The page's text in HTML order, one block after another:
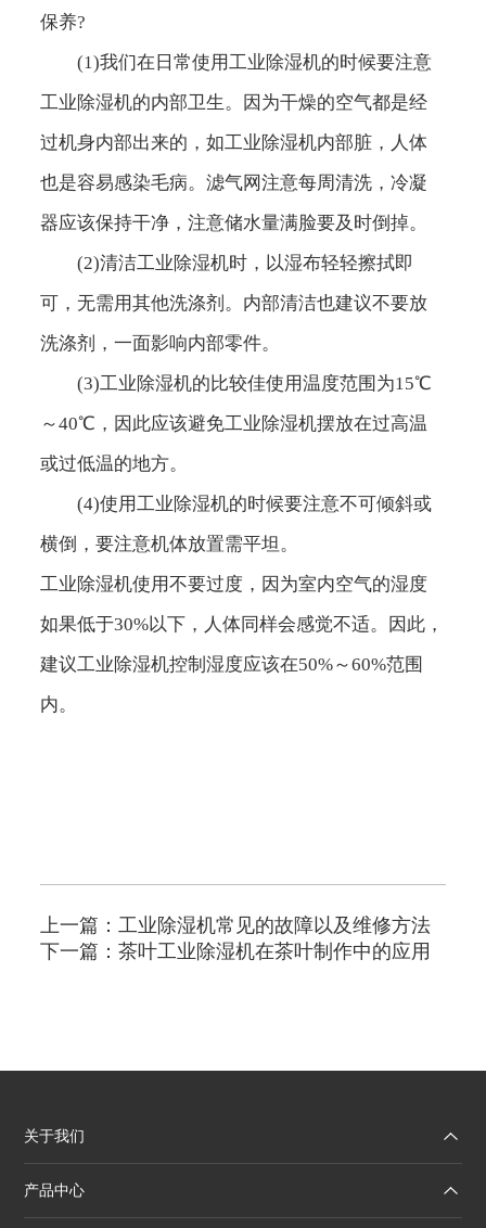
保养?
(1)我们在日常使用工业除湿机的时候要注意
工业除湿机的内部卫生。因为干燥的空气都是经
过机身内部出来的，如工业除湿机内部脏，人体
也是容易感染毛病。滤气网注意每周清洗，冷凝
器应该保持干净，注意储水量满脸要及时倒掉。
(2)清洁工业除湿机时，以湿布轻轻擦拭即
可，无需用其他洗涤剂。内部清洁也建议不要放
洗涤剂，一面影响内部零件。
(3)工业除湿机的比较佳使用温度范围为15℃
～40℃，因此应该避免工业除湿机摆放在过高温
或过低温的地方。
(4)使用工业除湿机的时候要注意不可倾斜或
横倒，要注意机体放置需平坦。
工业除湿机使用不要过度，因为室内空气的湿度
如果低于30%以下，人体同样会感觉不适。因此，
建议工业除湿机控制湿度应该在50%～60%范围
内。
上一篇：工业除湿机常见的故障以及维修方法
下一篇：茶叶工业除湿机在茶叶制作中的应用
关于我们
产品中心